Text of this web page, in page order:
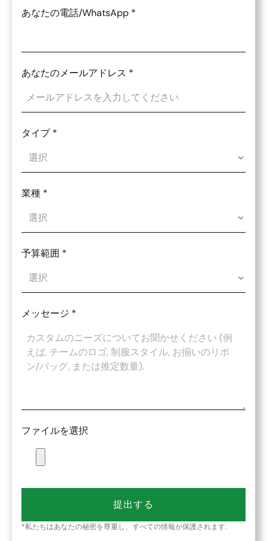
あなたの電話/WhatsApp *
あなたのメールアドレス *
タイプ *
業種 *
予算範囲 *
メッセージ *
ファイルを選択
提出する
*私たちはあなたの秘密を尊重し、すべての情報が保護されます.